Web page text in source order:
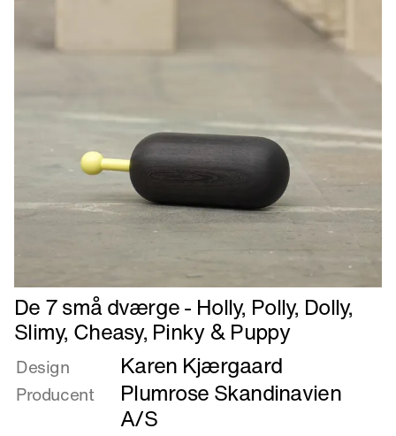
Læs
mere
om
De
små
De 7 små dværge - Holly, Polly, Dolly,
Slimy, Cheasy, Pinky & Puppy
Design Karen Kjærgaard
Producent
Plumrose Skandinavien
A/S